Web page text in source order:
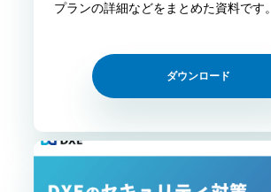
プランの詳細などをまとめた資料です。
ダウンロード